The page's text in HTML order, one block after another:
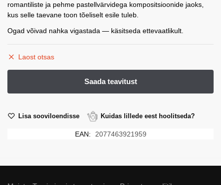
romantiliste ja pehme pastellvärvidega kompositsioonide jaoks,
kus selle taevane toon tõeliselt esile tuleb.
Ogad võivad nahka vigastada — käsitseda ettevaatlikult.
Laost otsas
Lisa sooviloendisse Kuidas lillede eest hoolitseda?
EAN: 2077463921959